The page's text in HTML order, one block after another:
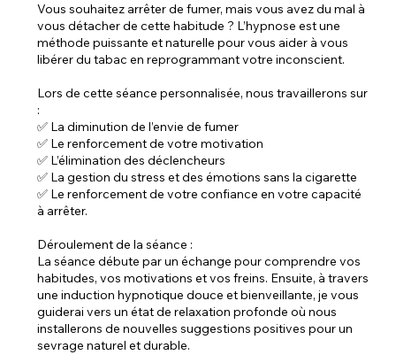
Vous souhaitez arrêter de fumer, mais vous avez du mal à
vous détacher de cette habitude ? L’hypnose est une
méthode puissante et naturelle pour vous aider à vous
libérer du tabac en reprogrammant votre inconscient.
Lors de cette séance personnalisée, nous travaillerons sur
:
✅ La diminution de l’envie de fumer
✅ Le renforcement de votre motivation
✅ L’élimination des déclencheurs
✅ La gestion du stress et des émotions sans la cigarette
✅ Le renforcement de votre confiance en votre capacité
à arrêter.
Déroulement de la séance :
La séance débute par un échange pour comprendre vos
habitudes, vos motivations et vos freins. Ensuite, à travers
une induction hypnotique douce et bienveillante, je vous
guiderai vers un état de relaxation profonde où nous
installerons de nouvelles suggestions positives pour un
sevrage naturel et durable.